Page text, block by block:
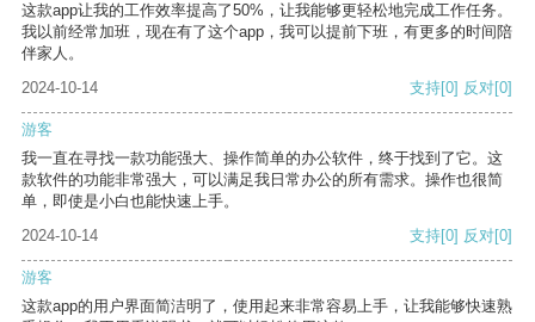
这款app让我的工作效率提高了50%，让我能够更轻松地完成工作任务。
我以前经常加班，现在有了这个app，我可以提前下班，有更多的时间陪
伴家人。
2024-10-14
支持[0] 反对[0]
游客
我一直在寻找一款功能强大、操作简单的办公软件，终于找到了它。这
款软件的功能非常强大，可以满足我日常办公的所有需求。操作也很简
单，即使是小白也能快速上手。
2024-10-14
支持[0] 反对[0]
游客
这款app的用户界面简洁明了，使用起来非常容易上手，让我能够快速熟